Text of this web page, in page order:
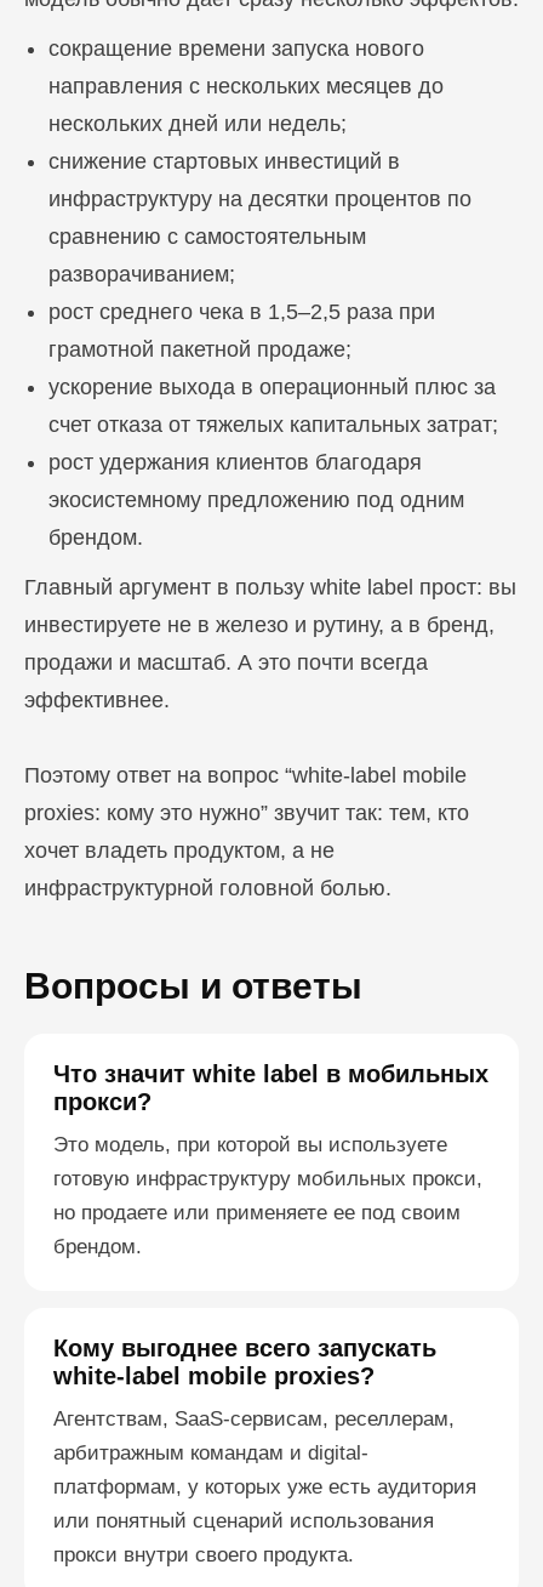
сокращение времени запуска нового
направления с нескольких месяцев до
нескольких дней или недель;
снижение стартовых инвестиций в
инфраструктуру на десятки процентов по
сравнению с самостоятельным
разворачиванием;
рост среднего чека в 1,5–2,5 раза при
грамотной пакетной продаже;
ускорение выхода в операционный плюс за
счет отказа от тяжелых капитальных затрат;
рост удержания клиентов благодаря
экосистемному предложению под одним
брендом.
Главный аргумент в пользу white label прост: вы
инвестируете не в железо и рутину, а в бренд,
продажи и масштаб. А это почти всегда
эффективнее.
Поэтому ответ на вопрос “white-label mobile
proxies: кому это нужно” звучит так: тем, кто
хочет владеть продуктом, а не
инфраструктурной головной болью.
Вопросы и ответы
Что значит white label в мобильных
прокси?
Это модель, при которой вы используете
готовую инфраструктуру мобильных прокси,
но продаете или применяете ее под своим
брендом.
Кому выгоднее всего запускать
white-label mobile proxies?
Агентствам, SaaS-сервисам, реселлерам,
арбитражным командам и digital-
платформам, у которых уже есть аудитория
или понятный сценарий использования
прокси внутри своего продукта.